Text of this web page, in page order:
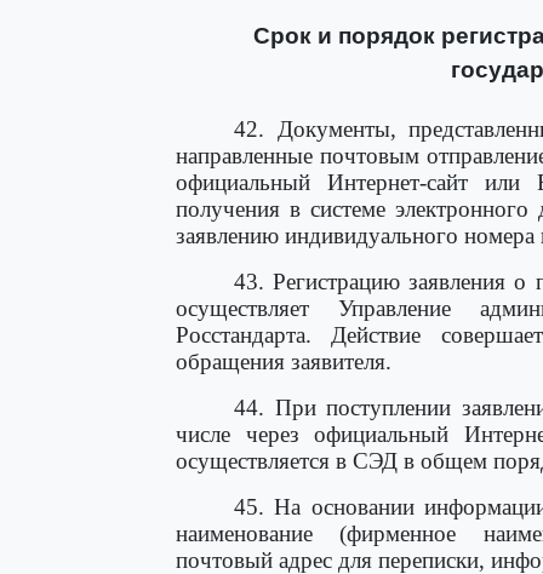
Срок и порядок
42. Документы,
направленные почтовым
официальный Интернет-сайт
получения в системе
заявлению индивидуального
43. Регистрацию заявления о
осуществляет Управление
Росстандарта. Действие
обращения заявителя.
44. При поступлении
числе через официальный
осуществляется в СЭД в общем
45. На основании
наименование (фирменное
почтовый адрес для переписки,